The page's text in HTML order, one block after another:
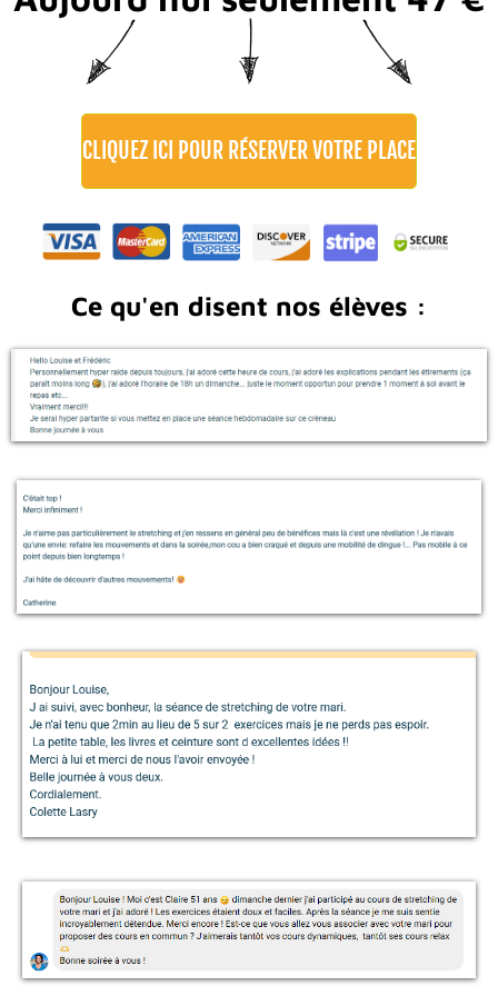
CLIQUEZ ICI POUR RÉSERVER VOTRE PLACE
Ce qu'en disent nos élèves :